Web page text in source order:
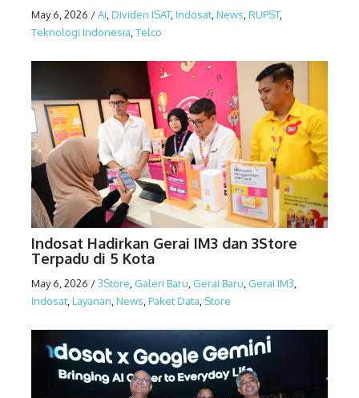
May 6, 2026 /AI,Dividen ISAT,Indosat,News,RUPST,
Teknologi Indonesia,Telco
Indosat Hadirkan Gerai IM3 dan 3Store
Terpadu di 5 Kota
May 6, 2026 /3Store, Galeri Baru, Gerai Baru, Gerai IM3,
Indosat,Layanan,News,Paket Data, Store